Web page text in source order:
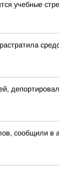
учебные
сообщили в